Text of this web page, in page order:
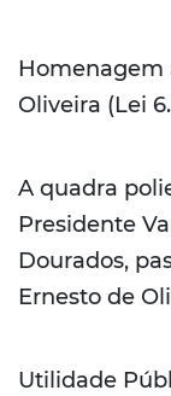
Homenagem
Oliveira (Lei
A quadra
Presidente
Dourados,
Ernesto de
Utilidade